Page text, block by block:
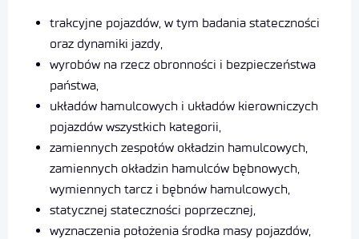
trakcyjne pojazdów, w tym badania stateczności
oraz dynamiki jazdy,
wyrobów na rzecz obronności i bezpieczeństwa
państwa,
układów hamulcowych i układów kierowniczych
pojazdów wszystkich kategorii,
zamiennych zespołów okładzin hamulcowych,
zamiennych okładzin hamulców bębnowych,
wymiennych tarcz i bębnów hamulcowych,
statycznej stateczności poprzecznej,
wyznaczenia położenia środka masy pojazdów,